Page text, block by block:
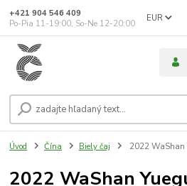
EUR
+421 904 546 409
Po-Pia 11-19:00, So-Ne 12-20:00
Úvod Čína Biely čaj 2022 WaShan
2022 WaShan